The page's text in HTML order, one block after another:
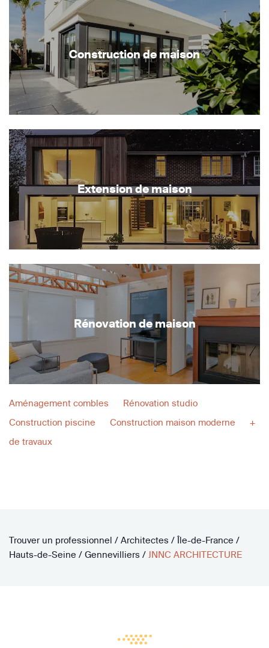
Construction de maison
Extension de maison
Rénovation de maison
Aménagement combles
Rénovation studio
Construction piscine
Construction maison moderne
+
de travaux
Trouver un professionnel / Architectes / Île-de-France /
Hauts-de-Seine / Gennevilliers / JNNC ARCHITECTURE